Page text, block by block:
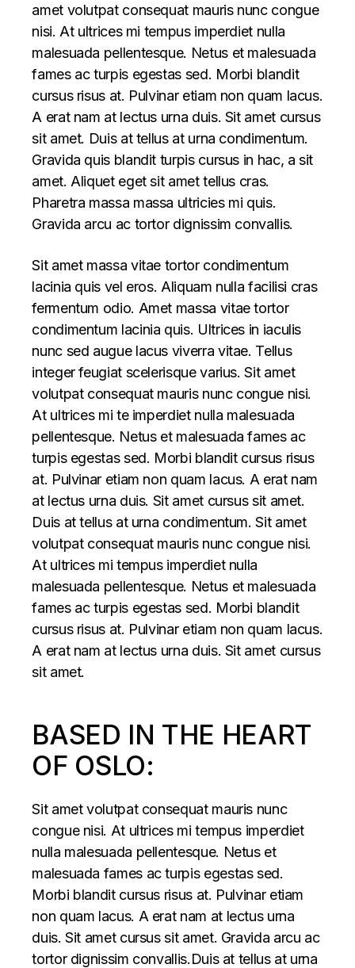
amet volutpat consequat mauris nunc congue
nisi. At ultrices mi tempus imperdiet nulla
malesuada pellentesque. Netus et malesuada
fames ac turpis egestas sed. Morbi blandit
cursus risus at. Pulvinar etiam non quam lacus.
A erat nam at lectus urna duis. Sit amet cursus
sit amet. Duis at tellus at urna condimentum.
Gravida quis blandit turpis cursus in hac, a sit
amet. Aliquet eget sit amet tellus cras.
Pharetra massa massa ultricies mi quis.
Gravida arcu ac tortor dignissim convallis.
Sit amet massa vitae tortor condimentum
lacinia quis vel eros. Aliquam nulla facilisi cras
fermentum odio. Amet massa vitae tortor
condimentum lacinia quis. Ultrices in iaculis
nunc sed augue lacus viverra vitae. Tellus
integer feugiat scelerisque varius. Sit amet
volutpat consequat mauris nunc congue nisi.
At ultrices mi te imperdiet nulla malesuada
pellentesque. Netus et malesuada fames ac
turpis egestas sed. Morbi blandit cursus risus
at. Pulvinar etiam non quam lacus. A erat nam
at lectus urna duis. Sit amet cursus sit amet.
Duis at tellus at urna condimentum. Sit amet
volutpat consequat mauris nunc congue nisi.
At ultrices mi tempus imperdiet nulla
malesuada pellentesque. Netus et malesuada
fames ac turpis egestas sed. Morbi blandit
cursus risus at. Pulvinar etiam non quam lacus.
A erat nam at lectus urna duis. Sit amet cursus
sit amet.
BASED IN THE HEART
OF OSLO:
Sit amet volutpat consequat mauris nunc
congue nisi. At ultrices mi tempus imperdiet
nulla malesuada pellentesque. Netus et
malesuada fames ac turpis egestas sed.
Morbi blandit cursus risus at. Pulvinar etiam
non quam lacus. A erat nam at lectus urna
duis. Sit amet cursus sit amet. Gravida arcu ac
tortor dignissim convallis.Duis at tellus at urna